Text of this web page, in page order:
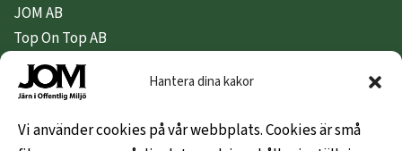
Hantera dina kakor
Vi använder cookies på vår webbplats. Cookies är små
JOM AB
Top On Top AB
Nipeda AB
Nivex Topsafe AB